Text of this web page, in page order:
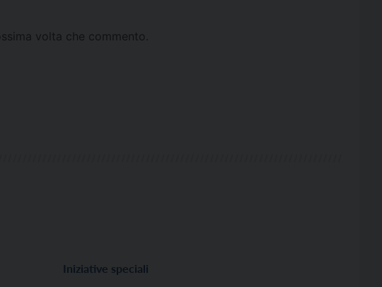
volta che commento.
Iniziative speciali